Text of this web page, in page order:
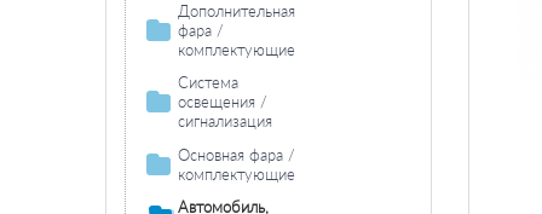
Дополнительная
фара /
комплектующие
Противотуманная
фара /
комплектующие
Противотуманная фара
лампа накаливания
Фара дальнего
света /
комплектующие
Система
освещения /
сигнализация
Задний фонарь /
комплектующие
Задние фонари /
Основная фара /
комплектующие
Лампа накаливания основной
Автомобиль,